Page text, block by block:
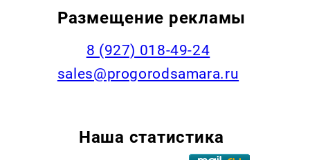
Размещение рекламы
8 (927) 018-49-24
sales@progorodsamara.ru
Наша статистика